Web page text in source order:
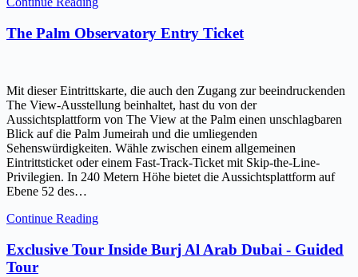
The Palm Observatory Entry Ticket
Mit dieser Eintrittskarte, die auch den Zugang zur beeindruckenden
The View-Ausstellung beinhaltet, hast du von der
Aussichtsplattform von The View at the Palm einen unschlagbaren
Blick auf die Palm Jumeirah und die umliegenden
Sehenswürdigkeiten. Wähle zwischen einem allgemeinen
Eintrittsticket oder einem Fast-Track-Ticket mit Skip-the-Line-
Privilegien. In 240 Metern Höhe bietet die Aussichtsplattform auf
Ebene 52 des…
Continue Reading
Exclusive Tour Inside Burj Al Arab Dubai - Guided
Tour